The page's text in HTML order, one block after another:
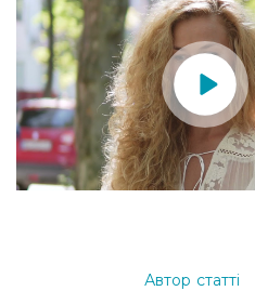
Автор статті